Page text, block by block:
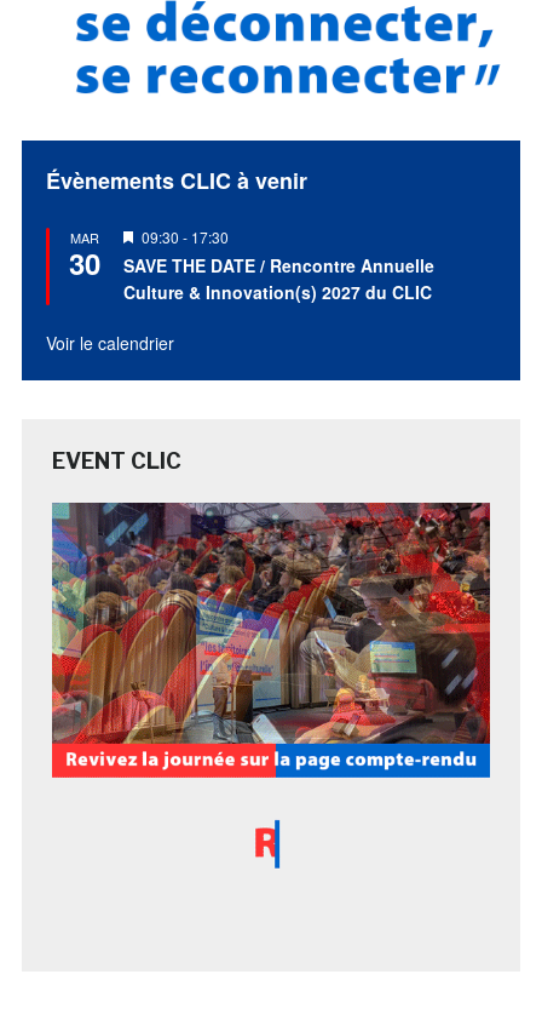
Évènements CLIC à venir
MAR
30
Mis
en
avant
09:30 - 17:30
SAVE THE DATE / Rencontre Annuelle
Culture & Innovation(s) 2027 du CLIC
Voir le calendrier
EVENT CLIC